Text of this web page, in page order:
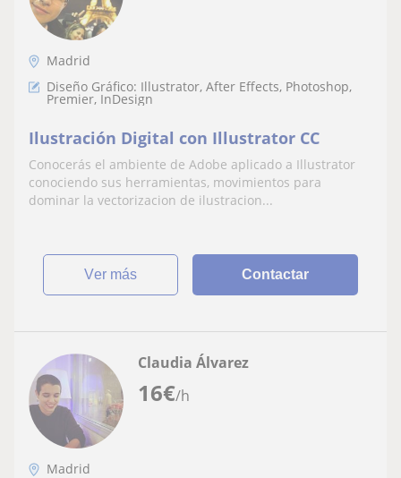
Madrid
Diseño Gráfico: Illustrator, After Effects, Photoshop,
Premier, InDesign
Ilustración Digital con Illustrator CC
Conocerás el ambiente de Adobe aplicado a Illustrator
conociendo sus herramientas, movimientos para
dominar la vectorizacion de ilustracion...
ver más Contactar
16€/h
Claudia Álvarez
Madrid